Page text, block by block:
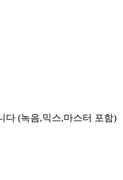
다 (녹음,믹스,마스터 포함)